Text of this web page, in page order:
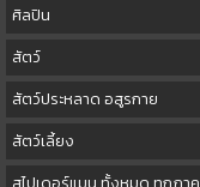
ศิลปิน
สัตว์
สัตว์ประหลาด อสูรกาย
สัตว์เลี้ยง